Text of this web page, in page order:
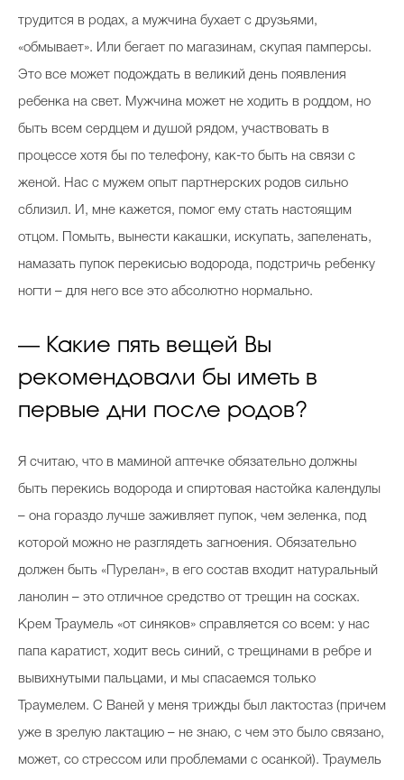
трудится в родах, а мужчина бухает с друзьями,
«обмывает». Или бегает по магазинам, скупая памперсы.
Это все может подождать в великий день появления
ребенка на свет. Мужчина может не ходить в роддом, но
быть всем сердцем и душой рядом, участвовать в
процессе хотя бы по телефону, как-то быть на связи с
женой. Нас с мужем опыт партнерских родов сильно
сблизил. И, мне кажется, помог ему стать настоящим
отцом. Помыть, вынести какашки, искупать, запеленать,
намазать пупок перекисью водорода, подстричь ребенку
ногти – для него все это абсолютно нормально.
— Какие пять вещей Вы
рекомендовали бы иметь в
первые дни после родов?
Я считаю, что в маминой аптечке обязательно должны
быть перекись водорода и спиртовая настойка календулы
– она гораздо лучше заживляет пупок, чем зеленка, под
которой можно не разглядеть загноения. Обязательно
должен быть «Пурелан», в его состав входит натуральный
ланолин – это отличное средство от трещин на сосках.
Крем Траумель «от синяков» справляется со всем: у нас
папа каратист, ходит весь синий, с трещинами в ребре и
вывихнутыми пальцами, и мы спасаемся только
Траумелем. С Ваней у меня трижды был лактостаз (причем
уже в зрелую лактацию – не знаю, с чем это было связано,
может, со стрессом или проблемами с осанкой). Траумель